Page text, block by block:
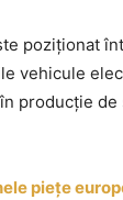
poziționat
vehicule
producție
piețe